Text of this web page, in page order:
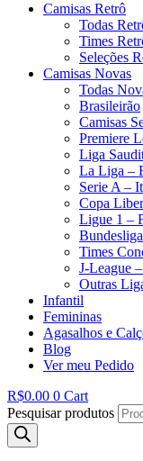
Camisas Retrô
Todas
Times
Seleções
Camisas Novas
Todas
Brasileirão
Camisas
Premiere
Liga
La Liga –
Serie A –
Copa
Ligue 1 –
Times
J-League
Outras
Infantil
Femininas
Agasalhos e
Blog
Ver meu Pedido
R$0.00 0 Cart
Pesquisar produtos